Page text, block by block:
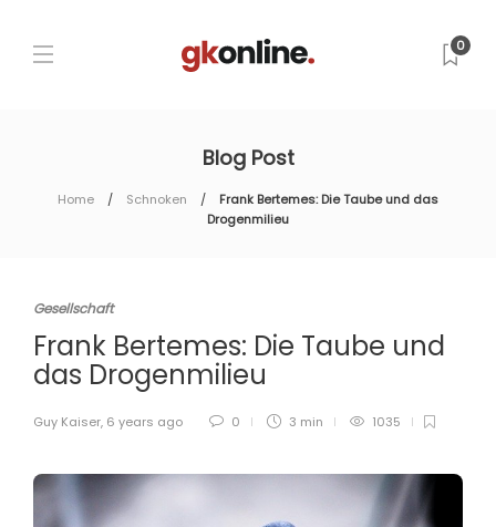
0
Blog Post
Home Schnoken
Frank Bertemes: Die Taube und das
Drogenmilieu
Gesellschaft
Frank Bertemes: Die Taube und
das Drogenmilieu
Guy Kaiser, 6 years ago 0 3 min 1035